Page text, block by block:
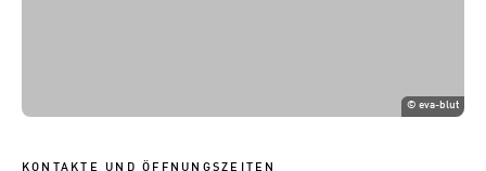
©eva-blut
KONTAKTE UND ÖFFNUNGSZEITEN